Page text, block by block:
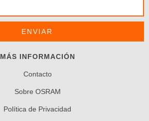
MÁS INFORMACIÓN
Contacto
Sobre OSRAM
Política de Privacidad